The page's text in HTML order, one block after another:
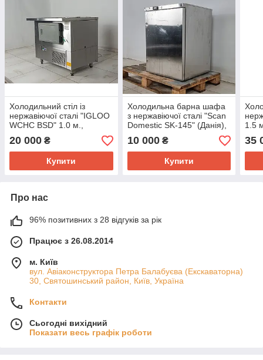
Холодильний стіл із
нержавіючої сталі "IGLOO
WCHC BSD" 1.0 м.,
(Польща), (+2° +8°), Б/у
20 000 ₴
Купити
Холодильна барна шафа
з нержавіючої сталі "Scan
Domestic SK-145" (Данія),
(+1° +8°) об'єм 140 л., Б/у
10 000₴
Купити
1.5
Б/у
35
Про нас
96% позитивних з 28 відгуків за рік
Працює з 26.08.2014
м. Київ
вул. Авіаконструктора Петра Балабуєва (Екскаваторна)
30, Святошинський район, Київ, Україна
Контакти
Сьогодні вихідний
Показати весь графік роботи